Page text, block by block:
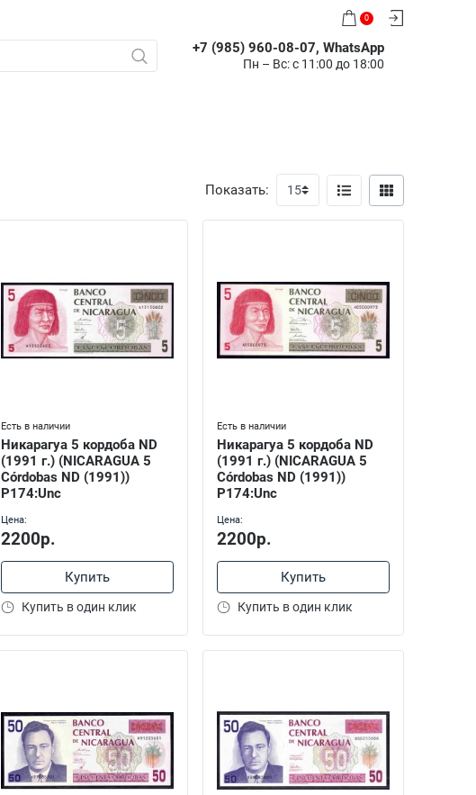
+7 (985) 960-08-07, WhatsApp
Пн – Вс: с 11:00 до 18:00
0
Показать:
Есть в наличии
Никарагуа 5 кордоба ND
(1991 г.) (NICARAGUA 5
Córdobas ND (1991))
P174:Unc
Цена:
2200р.
Купить
Купить в один клик
Есть в наличии
Никарагуа 5 кордоба ND
(1991 г.) (NICARAGUA 5
Córdobas ND (1991))
P174:Unc
Цена:
2200р.
Купить
Купить в один клик